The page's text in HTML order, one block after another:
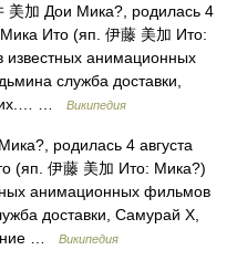
加 Дои Мика?, родилась 4
Ито (яп. 伊藤 美加 Ито:
известных анимационных
служба доставки,
…
Википедия
родилась 4 августа
(яп. 伊藤 美加 Ито: Мика?)
анимационных фильмов
доставки, Самурай X,
…
Википедия